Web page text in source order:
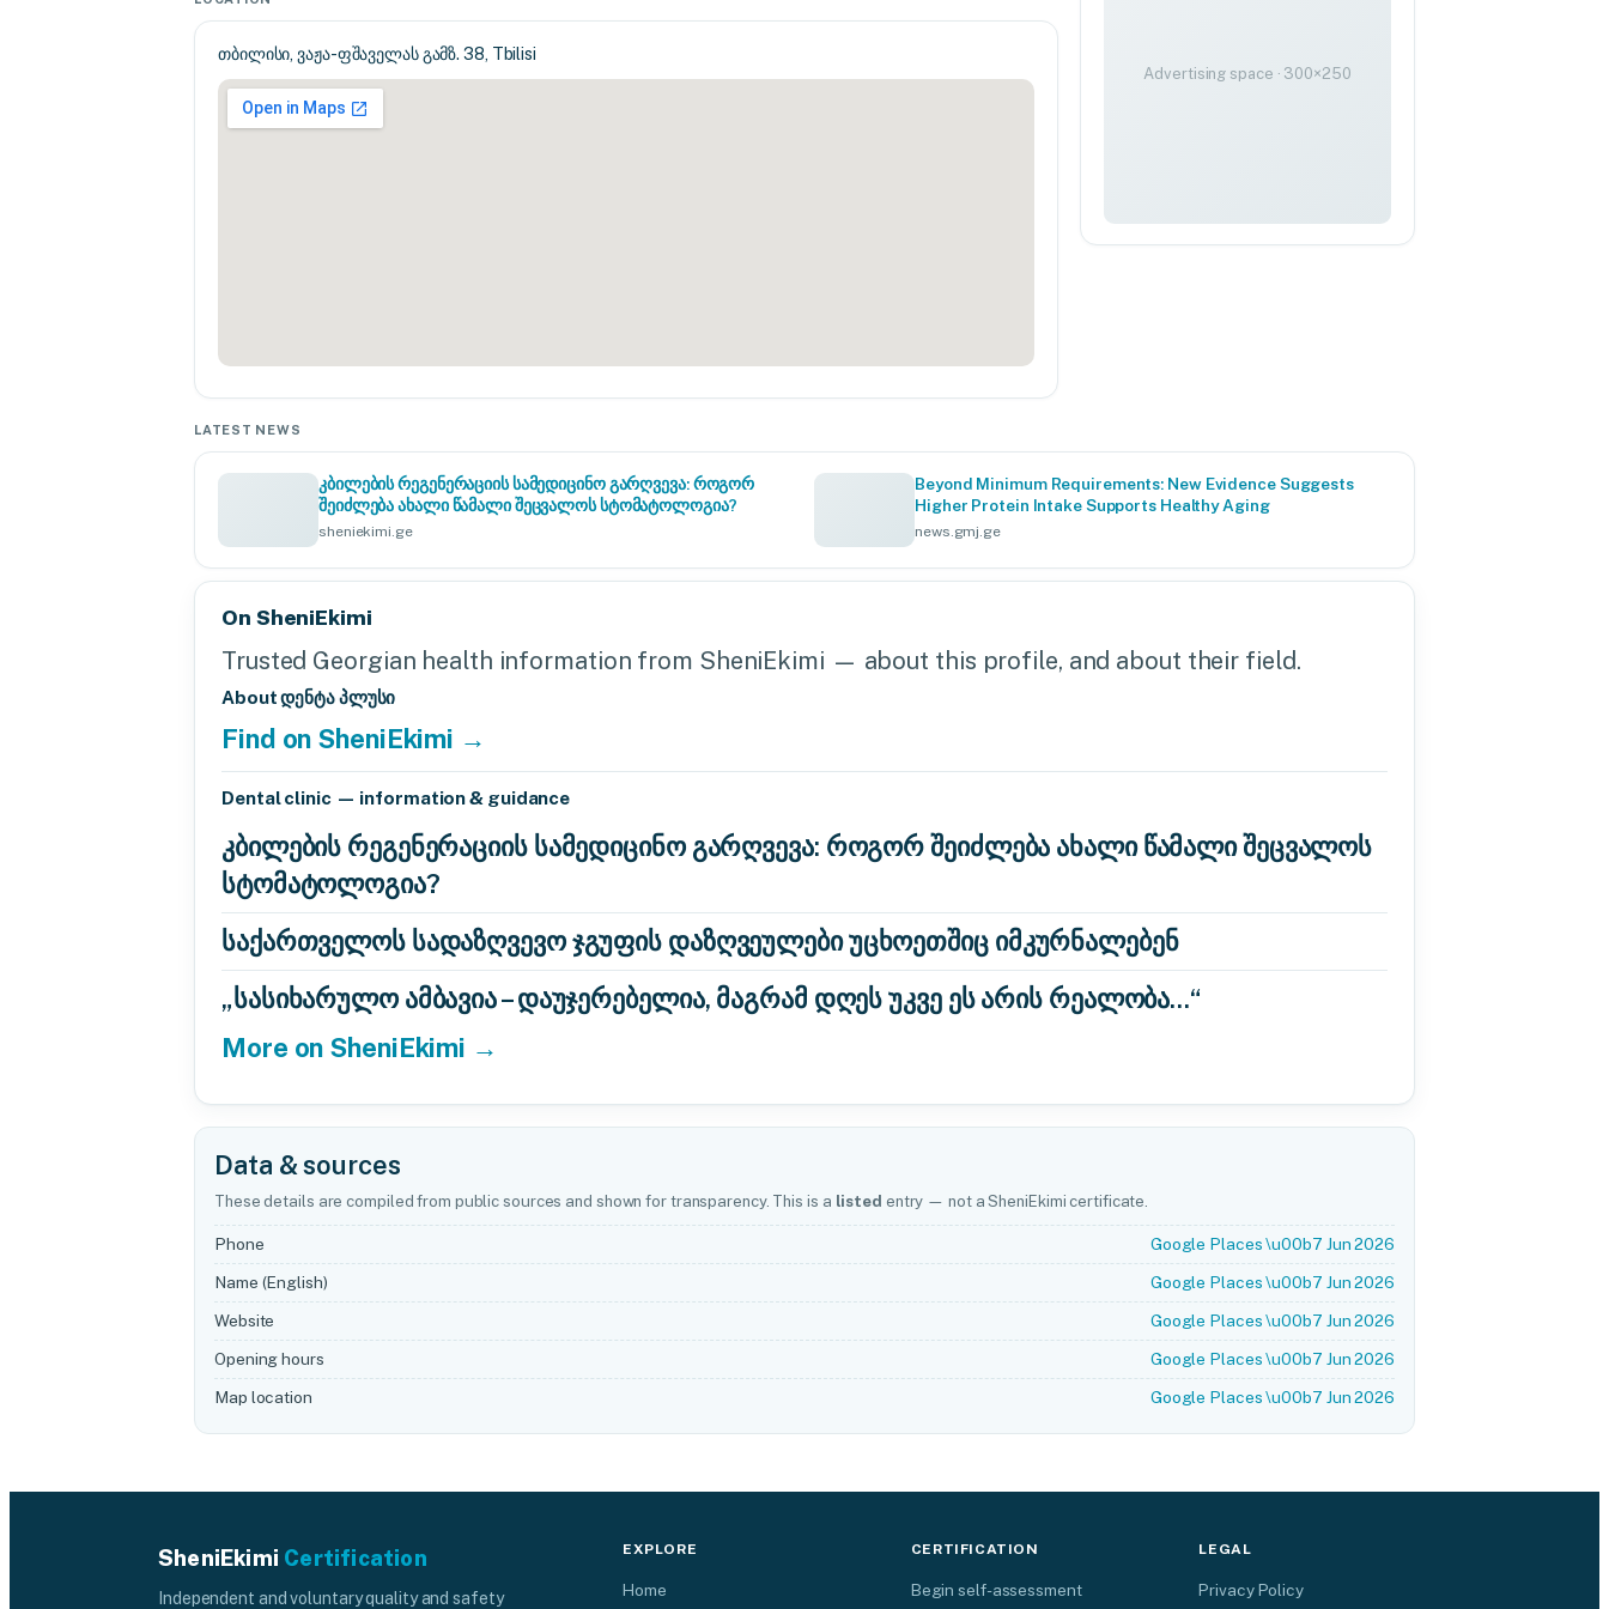
თბილისი, ვაჟა-ფშაველას გამზ. 38, Tbilisi
Advertising space · 300×250
LATEST NEWS
კბილების რეგენერაციის სამედიცინო გარღვევა: როგორ
შეიძლება ახალი წამალი შეცვალოს სტომატოლოგია?
sheniekimi.ge
Beyond Minimum Requirements: New Evidence Suggests
Higher Protein Intake Supports Healthy Aging
news.gmj.ge
On SheniEkimi
Trusted Georgian health information from SheniEkimi — about this profile, and about their field.
About დენტა პლუსი
Find on SheniEkimi →
Dental clinic — information & guidance
კბილების რეგენერაციის სამედიცინო გარღვევა: როგორ შეიძლება ახალი წამალი შეცვალოს
სტომატოლოგია?
საქართველოს სადაზღვევო ჯგუფის დაზღვეულები უცხოეთშიც იმკურნალებენ
„სასიხარულო ამბავია – დაუჯერებელია, მაგრამ დღეს უკვე ეს არის რეალობა…“
More on SheniEkimi →
Data & sources
These details are compiled from public sources and shown for transparency. This is a listed entry — not a SheniEkimi certificate.
Phone
Google Places \u00b7 Jun 2026
Name (English)
Google Places \u00b7 Jun 2026
Website
Google Places \u00b7 Jun 2026
Opening hours
Google Places \u00b7 Jun 2026
Map location
Google Places \u00b7 Jun 2026
SheniEkimi Certification
Independent and voluntary quality and safety
EXPLORE
Home
CERTIFICATION
Begin self-assessment
LEGAL
Privacy Policy